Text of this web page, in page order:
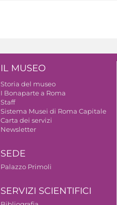
IL MUSEO
Storia del museo
I Bonaparte a Roma
Staff
Sistema Musei di Roma Capitale
Carta dei servizi
Newsletter
SEDE
Palazzo Primoli
SERVIZI SCIENTIFICI